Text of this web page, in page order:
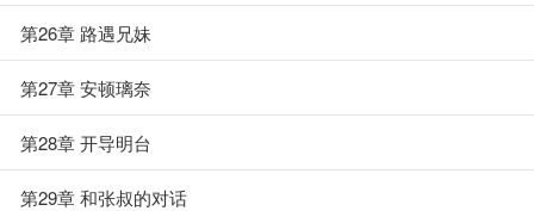
第26章 路遇兄妹
第27章 安顿璃奈
第28章 开导明台
第29章 和张叔的对话